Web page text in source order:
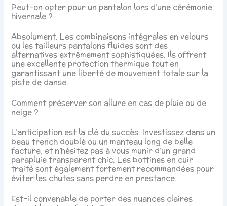
Peut-on opter pour un pantalon lors d’une cérémonie
hivernale ?
Absolument. Les combinaisons intégrales en velours
ou les tailleurs pantalons fluides sont des
alternatives extrêmement sophistiquées. Ils offrent
une excellente protection thermique tout en
garantissant une liberté de mouvement totale sur la
piste de danse.
Comment préserver son allure en cas de pluie ou de
neige ?
L’anticipation est la clé du succès. Investissez dans un
beau trench doublé ou un manteau long de belle
facture, et n’hésitez pas à vous munir d’un grand
parapluie transparent chic. Les bottines en cuir
traité sont également fortement recommandées pour
éviter les chutes sans perdre en prestance.
Est-il convenable de porter des nuances claires